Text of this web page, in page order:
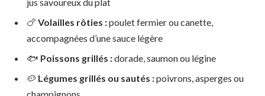
🍗 Volailles rôties :poulet fermier ou canette,
accompagnées d’une sauce légère
🐟 Poissons grillés :dorade, saumon ou légine
🥔 Légumes grillés ou sautés :poivrons, asperges ou